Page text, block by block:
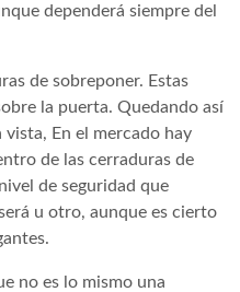
dependerá siempre del
de sobreponer. Estas
la puerta. Quedando así
En el mercado hay
de las cerraduras de
de seguridad que
u otro, aunque es cierto
no es lo mismo una